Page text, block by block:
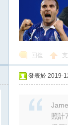
回復
發表於 2019-
照計